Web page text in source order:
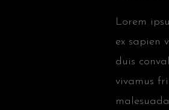
Lorem
ex sapien
duis
vivamus